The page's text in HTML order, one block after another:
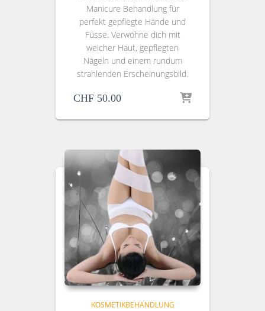
Manicure Behandlung für
perfekt gepflegte Hände und
Füsse. Verwöhne dich mit
weicher Haut, gepflegten
Nägeln und einem rundum
strahlenden Erscheinungsbild.
CHF 50.00
KOSMETIKBEHANDLUNG